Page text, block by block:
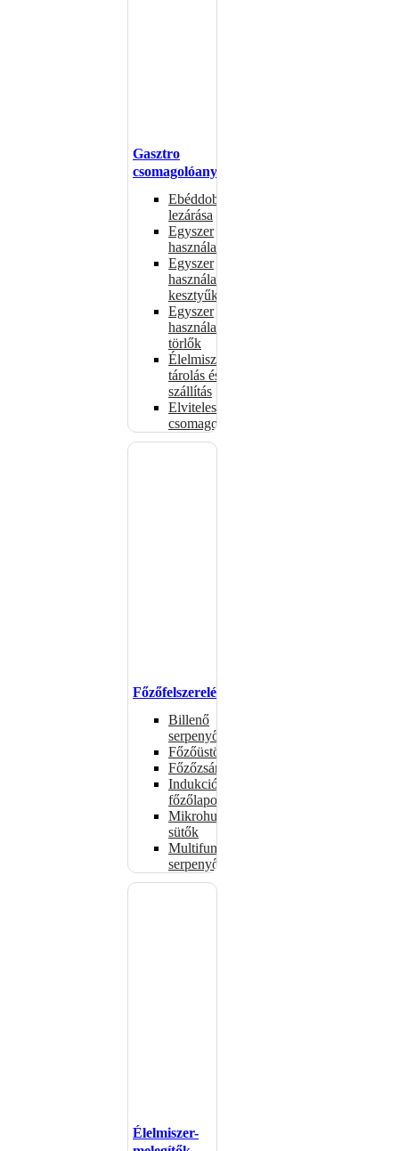
Gasztro
csomagolóanyagok
Ebéddobozok
lezárása
Egyszer
használatos
Egyszer
használatos
kesztyűk
Egyszer
használatos
törlők
Élelmiszer-
tárolás és
szállítás
Elviteles
csomagolóanyagok
Főzőfelszerelések
Billenő
serpenyők
Főzőüstök
Főzőzsámolyok
Indukciós
főzőlapok
Mikrohullámú
sütők
Multifunkciós
serpenyők
Élelmiszer-